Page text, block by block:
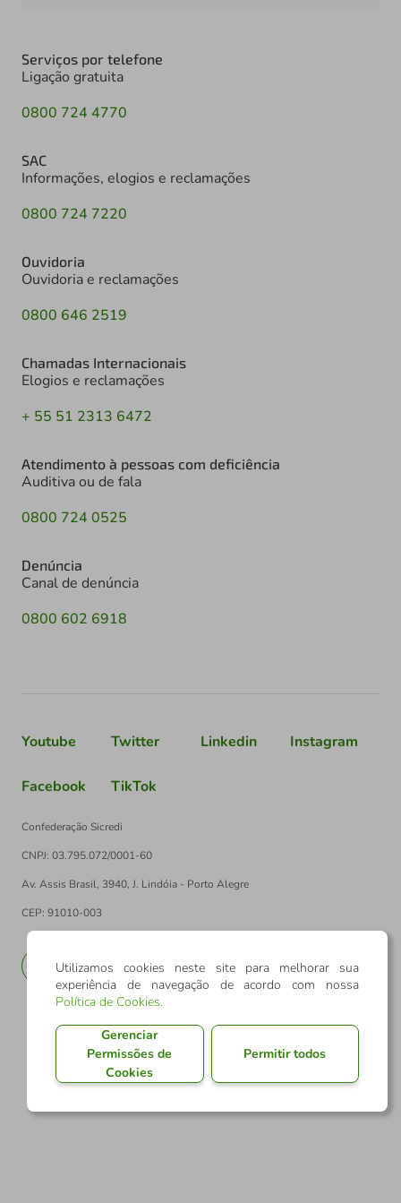
Serviços por telefone
Ligação gratuita
0800 724 4770
SAC
Informações, elogios e reclamações
0800 724 7220
Ouvidoria
Ouvidoria e reclamações
0800 646 2519
Chamadas Internacionais
Elogios e reclamações
+ 55 51 2313 6472
Atendimento à pessoas com deficiência
Auditiva ou de fala
0800 724 0525
Denúncia
Canal de denúncia
0800 602 6918
Youtube Twitter Linkedin Instagram
Facebook TikTok
Confederação Sicredi
CNPJ: 03.795.072/0001-60
Av. Assis Brasil, 3940, J. Lindóia - Porto Alegre
CEP: 91010-003
EN
Utilizamos cookies neste site para melhorar sua
experiência de navegação de acordo com nossa
Política de Cookies.
Gerenciar
Permissões de
Cookies
Permitir todos